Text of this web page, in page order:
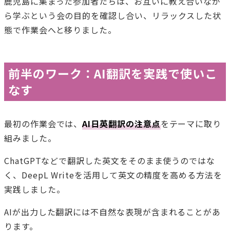
ら学ぶという会の目的を確認し合い、リラックスした状
態で作業会へと移りました。
前半のワーク：AI翻訳を実践で使いこ
なす
最初の作業会では、AI日英翻訳の注意点をテーマに取り
組みました。
ChatGPTなどで翻訳した英文をそのまま使うのではな
く、DeepL Writeを活用して英文の精度を高める方法を
実践しました。
AIが出力した翻訳には不自然な表現が含まれることがあ
ります。